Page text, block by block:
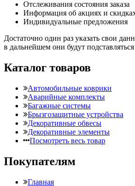
Отслеживания состояния заказа
Информация об акциях и
Индивидуальные предложения
Достаточно один раз указать свои
в дальнейшем они будут
Каталог товаров
Автомобильные коврики
Аварийные комплекты
Багажные системы
Брызгозащитные устройства
Декоративные обвесы
Декоративные элементы
Посмотреть весь товар
Покупателям
Главная